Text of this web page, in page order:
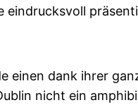
eindrucksvoll
einen dank ihrer
nicht ein